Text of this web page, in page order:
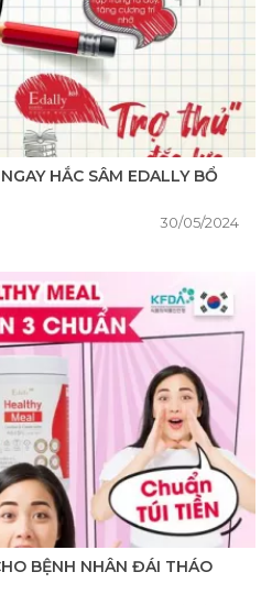
HẮC SÂM EDALLY BỔ
30/05/2024
BỆNH NHÂN ĐÁI THÁO